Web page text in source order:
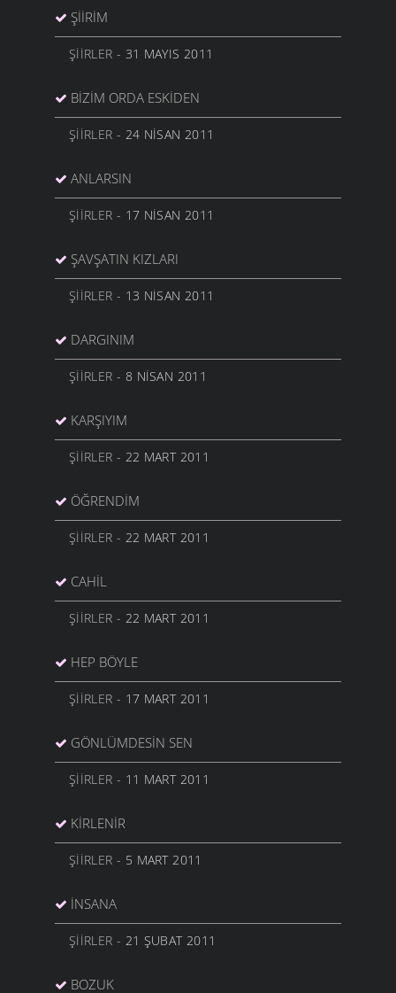
ŞIIRIM
ŞIIRLER - 31 MAYIS 2011
BIZIM ORDA ESKIDEN
ŞIIRLER - 24 NISAN 2011
ANLARSIN
ŞIIRLER - 17 NISAN 2011
ŞAVŞATIN KIZLARI
ŞIIRLER - 13 NISAN 2011
DARGINIM
ŞIIRLER - 8 NISAN 2011
KARŞIYIM
ŞIIRLER - 22 MART 2011
ÖĞRENDIM
ŞIIRLER - 22 MART 2011
CAHIL
ŞIIRLER - 22 MART 2011
HEP BÖYLE
ŞIIRLER - 17 MART 2011
GÖNLÜMDESIN SEN
ŞIIRLER - 11 MART 2011
KIRLENIR
ŞIIRLER - 5 MART 2011
İNSANA
ŞIIRLER - 21 ŞUBAT 2011
BOZUK